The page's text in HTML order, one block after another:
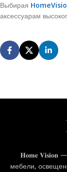
Выбирая
аксессуарам
𝐇𝐨𝐦𝐞 𝐕𝐢𝐬𝐢𝐨𝐧
мебели,